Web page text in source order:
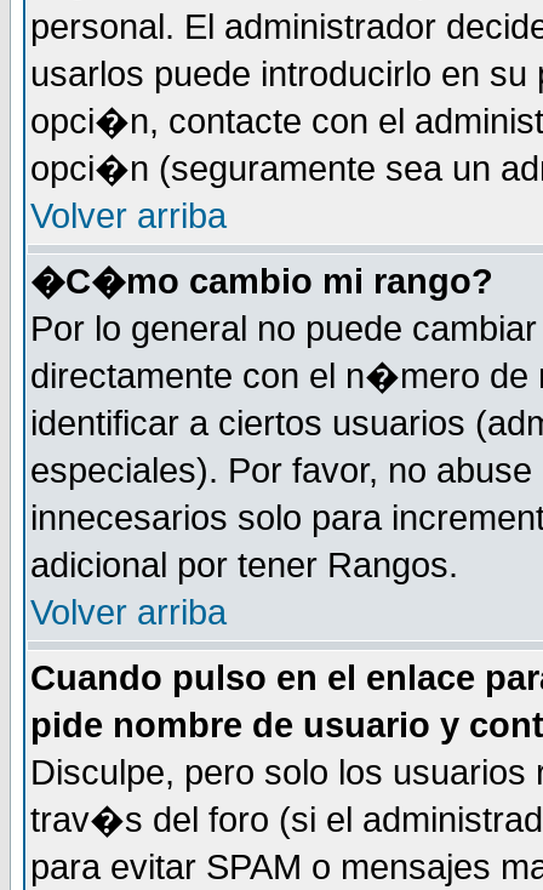
personal. El administrador
usarlos puede introducirlo en
opci�n, contacte con el
opci�n (seguramente sea un
Volver arriba
�C�mo cambio mi rango?
Por lo general no puede
directamente con el n�mero de
identificar a ciertos usuarios
especiales). Por favor, no
innecesarios solo para
adicional por tener Rangos.
Volver arriba
Cuando pulso en el enlace
pide nombre de usuario y
Disculpe, pero solo los
trav�s del foro (si el
para evitar SPAM o mensajes